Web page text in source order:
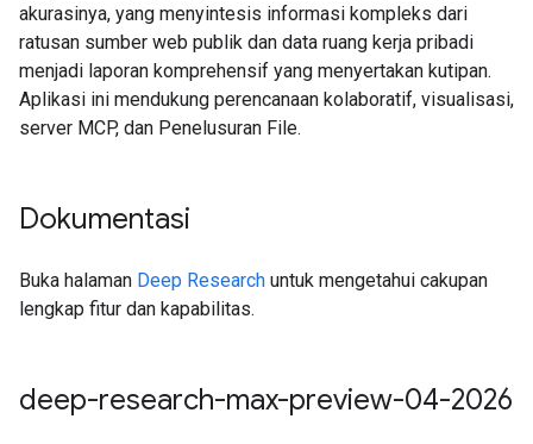
akurasinya, yang menyintesis informasi kompleks dari
ratusan sumber web publik dan data ruang kerja pribadi
menjadi laporan komprehensif yang menyertakan kutipan.
Aplikasi ini mendukung perencanaan kolaboratif, visualisasi,
server MCP, dan Penelusuran File.
Dokumentasi
Buka halaman Deep Research untuk mengetahui cakupan
lengkap fitur dan kapabilitas.
deep-research-max-preview-04-2026